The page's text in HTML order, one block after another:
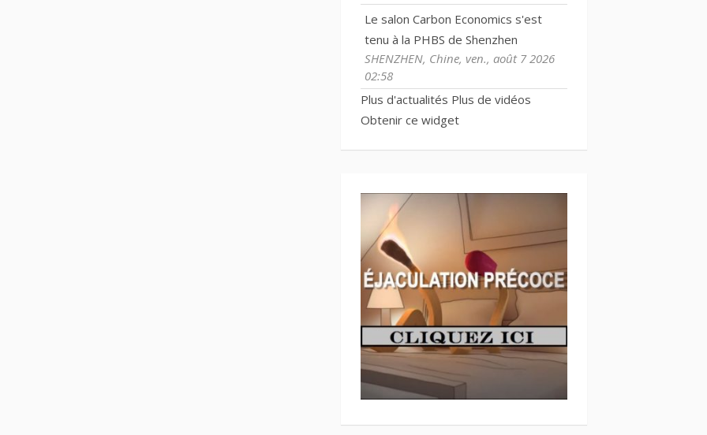
Le salon Carbon Economics s'est
tenu à la PHBS de Shenzhen
SHENZHEN, Chine, ven., août 7 2026
02:58
Plus d'actualités Plus de vidéos
Obtenir ce widget